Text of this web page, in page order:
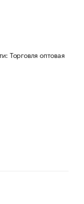
Торговля оптовая